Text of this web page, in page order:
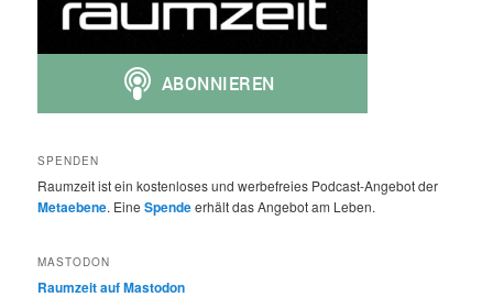
SPENDEN
Raumzeit ist ein kostenloses und werbefreies Podcast-Angebot der
Metaebene. EineSpendeerhält das Angebot am Leben.
MASTODON
Raumzeit auf Mastodon